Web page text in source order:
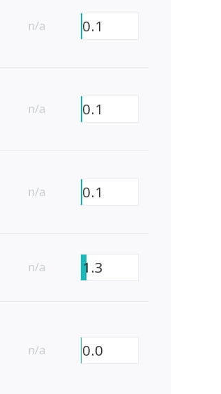
n/a 0.1
n/a 0.1
n/a 0.1
n/a 1.3
n/a 0.0